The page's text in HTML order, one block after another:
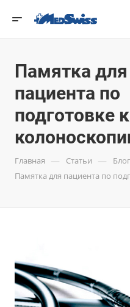
Памятка для
пациента по
подготовке к
Главная — Статьи — Блог
Памятка для пациента по